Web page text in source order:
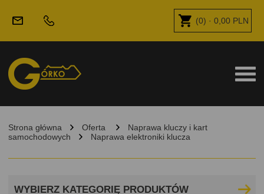
(0) · 0,00 PLN
Strona główna Oferta
Naprawa kluczy i kart
samochodowych
Naprawa elektroniki klucza
WYBIERZ KATEGORIĘ PRODUKTÓW